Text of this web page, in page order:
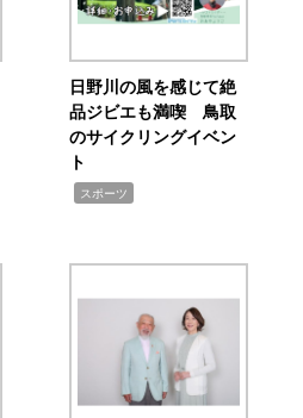
日野川の風を感じて絶
品ジビエも満喫 鳥取
のサイクリングイベン
ト
スポーツ